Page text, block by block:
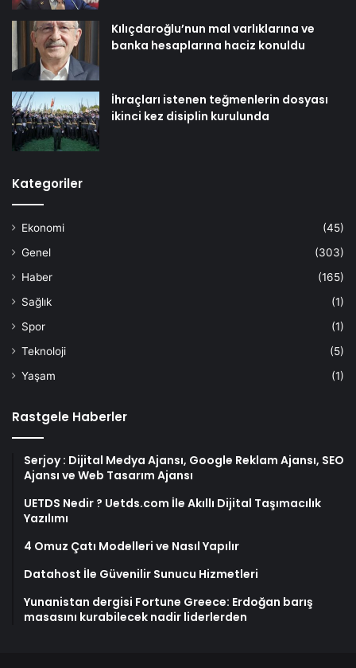
Kılıçdaroğlu’nun mal varlıklarına ve
banka hesaplarına haciz konuldu
İhraçları istenen teğmenlerin dosyası
ikinci kez disiplin kurulunda
Kategoriler
Ekonomi
(45)
Genel
(303)
Haber
(165)
Sağlık
(1)
Spor
(1)
Teknoloji
(5)
Yaşam
(1)
Rastgele Haberler
Serjoy : Dijital Medya Ajansı, Google Reklam Ajansı, SEO
Ajansı ve Web Tasarım Ajansı
UETDS Nedir ? Uetds.com İle Akıllı Dijital Taşımacılık
Yazılımı
4 Omuz Çatı Modelleri ve Nasıl Yapılır
Datahost İle Güvenilir Sunucu Hizmetleri
Yunanistan dergisi Fortune Greece: Erdoğan barış
masasını kurabilecek nadir liderlerden